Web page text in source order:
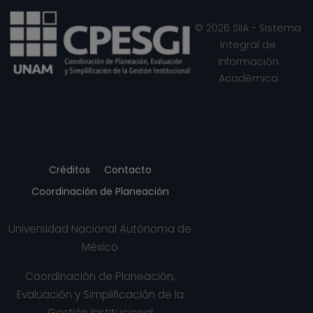
Créditos
Contacto
Coordinación de Planeación
Universidad Nacional Autónoma de
México
Coordinación de Planeación,
Evaluación y Simplificación de la
© 2026 SIIA - Sistema
Integral de
Información
Académica